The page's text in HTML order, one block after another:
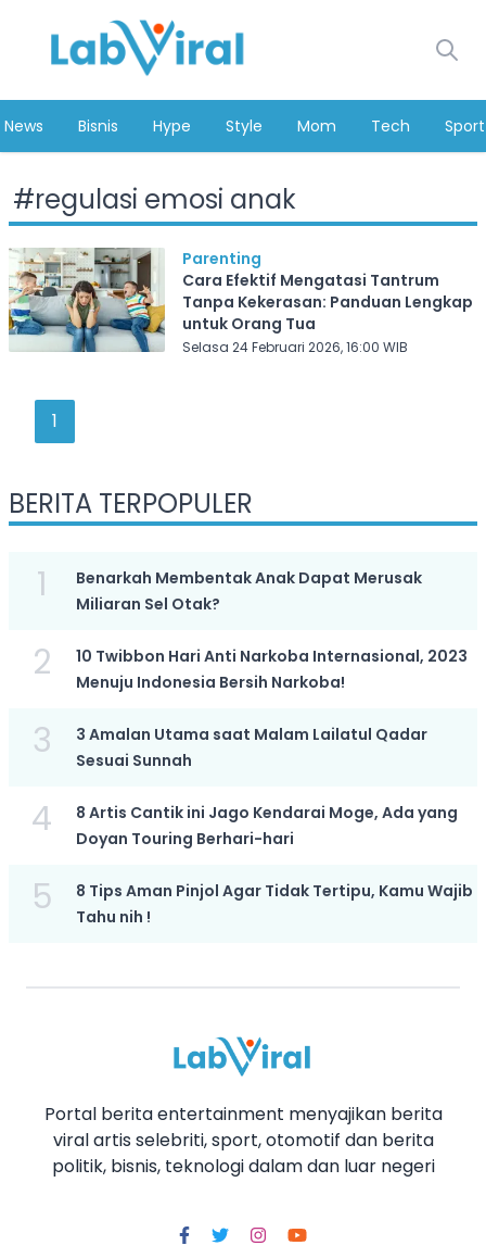
News Bisnis Hype Style Mom Tech Sport
#regulasi emosi anak
Parenting
Cara Efektif Mengatasi Tantrum
Tanpa Kekerasan: Panduan Lengkap
untuk Orang Tua
Selasa 24 Februari 2026, 16:00 WIB
1
BERITA TERPOPULER
1
Benarkah Membentak Anak Dapat Merusak
Miliaran Sel Otak?
2
10 Twibbon Hari Anti Narkoba Internasional, 2023
Menuju Indonesia Bersih Narkoba!
3
3 Amalan Utama saat Malam Lailatul Qadar
Sesuai Sunnah
4
8 Artis Cantik ini Jago Kendarai Moge, Ada yang
Doyan Touring Berhari-hari
5
8 Tips Aman Pinjol Agar Tidak Tertipu, Kamu Wajib
Tahu nih !
Portal berita entertainment menyajikan berita
viral artis selebriti, sport, otomotif dan berita
politik, bisnis, teknologi dalam dan luar negeri